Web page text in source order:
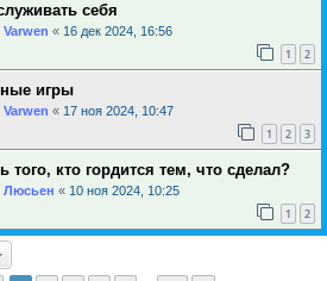
себя
Varwen « 16 дек 2024, 16:56
1 2
игры
Varwen « 17 ноя 2024, 10:47
1 2 3
кто гордится тем, что сделал?
Люсьен « 10 ноя 2024, 10:25
1 2